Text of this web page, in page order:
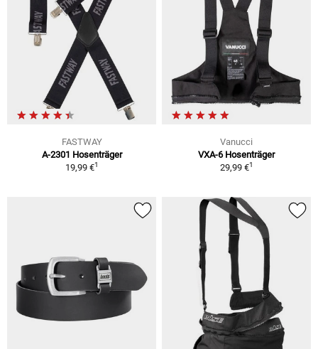
FASTWAY
A-2301 Hosenträger
19,99 €1
Vanucci
VXA-6 Hosenträger
29,99 €1